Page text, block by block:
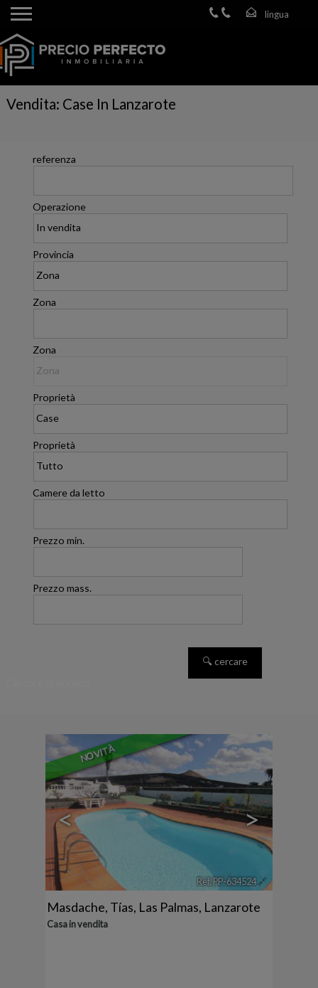
Vendita: Case In Lanzarote
referenza
Operazione
Provincia
Zona
Zona
Proprietà
Proprietà
Camere da letto
Prezzo min.
Prezzo mass.
NOVITÀ
< >
Ref. PP-634524🔗
Masdache, Tías, Las Palmas, Lanzarote
Casa in vendita